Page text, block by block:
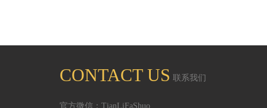
CONTACT US 联系我们
官方微信：TianLiFaShuo